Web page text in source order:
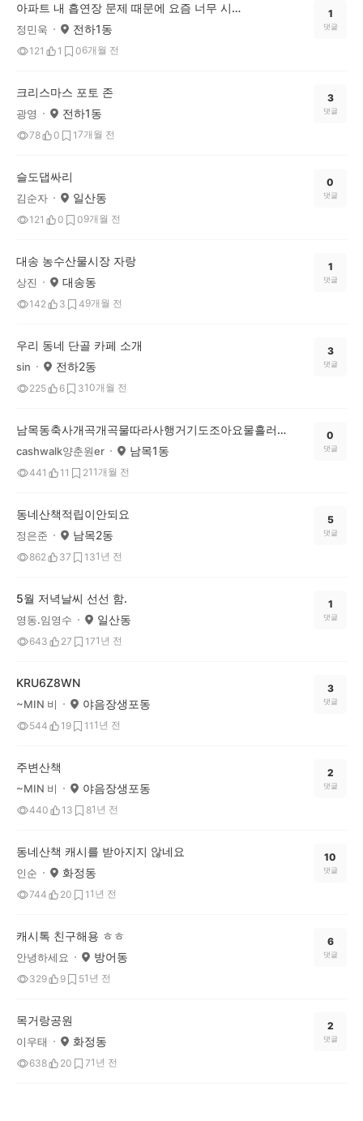
아파트 내 흡연장 문제 때문에 요즘 너무 시끄러워요.
정민욱 전하1동
121 1 06개월 전
1
댓글
크리스마스 포토 존
광영 전하1동
78 0 17개월 전
3
댓글
슬도댑싸리
김순자 일산동
121 0 09개월 전
0
댓글
대송 농수산물시장 자랑
상진 대송동
142 3 49개월 전
1
댓글
우리 동네 단골 카페 소개
sin 전하2동
225 6 310개월 전
3
댓글
남목동축사개곡개곡물따라사행거기도조아요물흘러가는소리산세가지저기는소리몸도마음도흘링도대고건강도쟁기고만은ㅅㄱㆍ림들함개운동하니우리나목사람들복바고다런사라애개토만이만이소기니부탁드러요오늗ㄹ도히딩
cashwalk양춘원er 남목1동
441 11 211개월 전
0
댓글
동네산책적립이안되요
정은준 남목2동
862 37 131년 전
5
댓글
5월 저녁날씨 선선 함.
영동.임영수 일산동
643 27 171년 전
1
댓글
KRU6Z8WN
~MIN 비 야음장생포동
544 19 11 1년 전
3
댓글
주변산책
~MIN 비 야음장생포동
440 13 81년 전
2
댓글
동네산책 캐시를 받아지지 않네요
인순 화정동
744 20 1 1년 전
10
댓글
캐시톡 친구해용 ㅎㅎ
안녕하세요 방어동
329 9 51년 전
6
댓글
목거랑공원
이우태 화정동
638 20 71년 전
2
댓글